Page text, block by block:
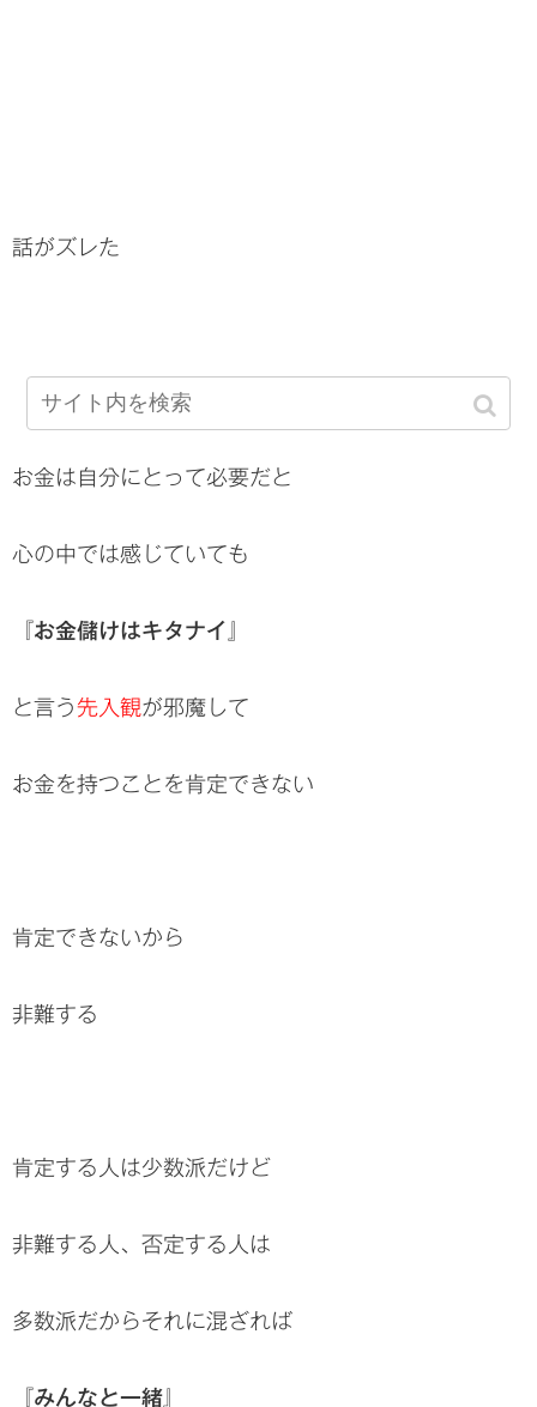
話がズレた
お金は自分にとって必要だと
心の中では感じていても
『お金儲けはキタナイ』
と言う先入観が邪魔して
お金を持つことを肯定できない
肯定できないから
非難する
肯定する人は少数派だけど
非難する人、否定する人は
多数派だからそれに混ざれば
『みんなと一緒』